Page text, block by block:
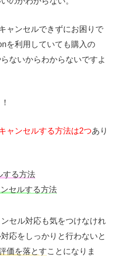
ャンセルできずにお困りで
を利用していても購入の
ないからわからないですよ
ャンセルする方法は2つあり
する方法
セルする方法
セル対応も気をつけなけれ
応をしっかりと行わないと
価を落とすことになりま